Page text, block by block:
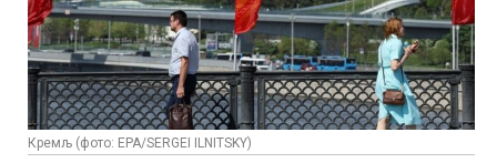
Кремљ (фото: EPA/SERGEI ILNITSKY)